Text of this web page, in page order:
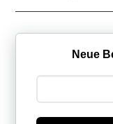
Neue